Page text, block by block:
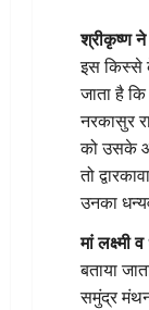
श्रीकृष्ण ने
इस किस्से
जाता है
नरकासुर
को उसके
तो
उनका
मां लक्ष्मी
बताया
समुंद्र मंथन